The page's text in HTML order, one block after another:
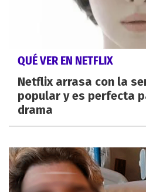
QUÉ VER EN NETFLIX
Netflix arrasa con la
popular y es perfecta
drama